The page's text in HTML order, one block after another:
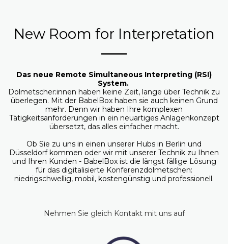
New Room for Interpretation
Das neue Remote Simultaneous Interpreting (RSI)
System.
Dolmetscher:innen haben keine Zeit, lange über Technik zu
überlegen. Mit der BabelBox haben sie auch keinen Grund
mehr. Denn wir haben Ihre komplexen
Tätigkeitsanforderungen in ein neuartiges Anlagenkonzept
übersetzt, das alles einfacher macht.
Ob Sie zu uns in einen unserer Hubs in Berlin und
Düsseldorf kommen oder wir mit unserer Technik zu Ihnen
und Ihren Kunden - BabelBox ist die längst fällige Lösung
für das digitalisierte Konferenzdolmetschen:
niedrigschwellig, mobil, kostengünstig und professionell.
Nehmen Sie gleich Kontakt mit uns auf